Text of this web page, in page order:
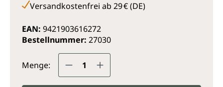
Versandkostenfrei ab 29 € (DE)
EAN: 9421903616272
Bestellnummer: 27030
Menge: Produkt Anzahl: Gib den